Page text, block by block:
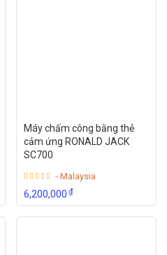
Máy chấm công bằng thẻ
cảm ứng RONALD JACK
SC700
- Malaysia
6,200,000₫